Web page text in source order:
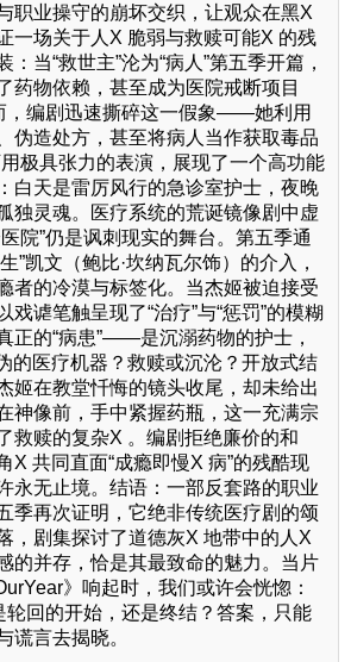
职业操守的崩坏交织，让观众在黑X
一场关于人X 脆弱与救赎可能X 的残
当“救世主”沦为“病人”第五季开篇，
药物依赖，甚至成为医院戒断项目
，编剧迅速撕碎这一假象——她利用
伪造处方，甚至将病人当作获取毒品
极具张力的表演，展现了一个高功能
白天是雷厉风行的急诊室护士，夜晚
独灵魂。医疗系统的荒诞镜像剧中虚
院”仍是讽刺现实的舞台。第五季通
”凯文（鲍比·坎纳瓦尔饰）的介入，
者的冷漠与标签化。当杰姬被迫接受
戏谑笔触呈现了“治疗”与“惩罚”的模糊
正的“病患”——是沉溺药物的护士，
的医疗机器？救赎或沉沦？开放式结
姬在教堂忏悔的镜头收尾，却未给出
神像前，手中紧握药瓶，这一充满宗
救赎的复杂X 。编剧拒绝廉价的和
X 共同直面“成瘾即慢X 病”的残酷现
永无止境。结语：一部反套路的职业
季再次证明，它绝非传统医疗剧的颂
，剧集探讨了道德灰X 地带中的人X
的并存，恰是其最致命的魅力。当片
》响起时，我们或许会恍惚：
轮回的开始，还是终结？答案，只能
谎言去揭晓。